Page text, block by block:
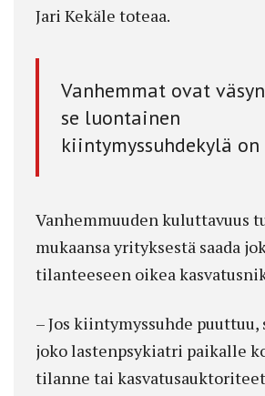
Jari Kekäle toteaa.
Vanhemmat ovat
se luontainen
kiintymyssuhdekylä
Vanhemmuuden kuluttavuus
mukaansa yrityksestä saada
tilanteeseen oikea
– Jos kiintymyssuhde
joko lastenpsykiatri paikalle
tilanne tai